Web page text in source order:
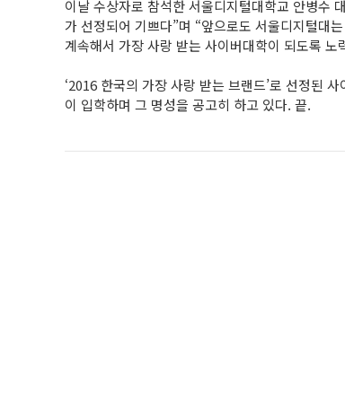
이날 수상자로 참석한 서울디지털대학교 안병수
가 선정되어 기쁘다”며 “앞으로도 서울디지털대
계속해서 가장 사랑 받는 사이버대학이 되도록 노
‘2016 한국의 가장 사랑 받는 브랜드’로 선정된
이 입학하며 그 명성을 공고히 하고 있다. 끝.